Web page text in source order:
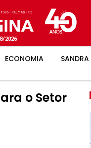
2026
ECONOMIA
o Setor